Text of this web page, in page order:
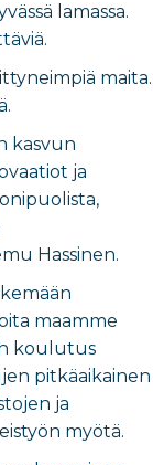
lamassa.
maita.
kasvun
ja
Hassinen.
maamme
koulutus
pitkäaikainen
ja
myötä.